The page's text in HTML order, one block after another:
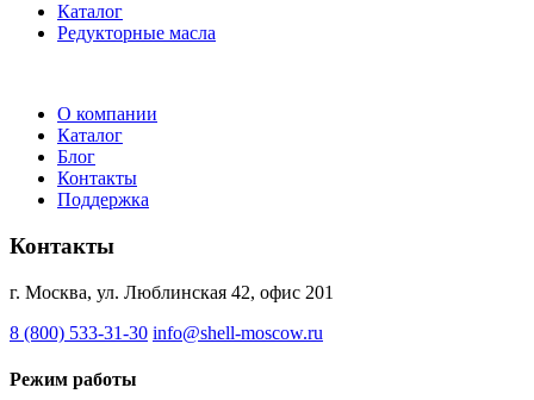
Каталог
Редукторные масла
О компании
Каталог
Блог
Контакты
Поддержка
Контакты
г. Москва, ул. Люблинская 42, офис 201
8 (800) 533-31-30 info@shell-moscow.ru
Режим работы